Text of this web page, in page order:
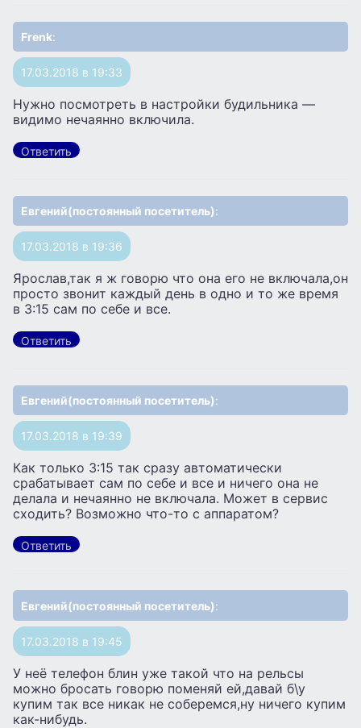
Frenk:
17.03.2018 в 19:33
Нужно посмотреть в настройки будильника —
видимо нечаянно включила.
Ответить
Евгений(постоянный посетитель):
17.03.2018 в 19:36
Ярослав,так я ж говорю что она его не включала,он
просто звонит каждый день в одно и то же время
в 3:15 сам по себе и все.
Ответить
Евгений(постоянный посетитель):
17.03.2018 в 19:39
Как только 3:15 так сразу автоматически
срабатывает сам по себе и все и ничего она не
делала и нечаянно не включала. Может в сервис
сходить? Возможно что-то с аппаратом?
Ответить
Евгений(постоянный посетитель):
17.03.2018 в 19:45
У неё телефон блин уже такой что на рельсы
можно бросать говорю поменяй ей,давай б\у
купим так все никак не соберемся,ну ничего купим
как-нибудь.